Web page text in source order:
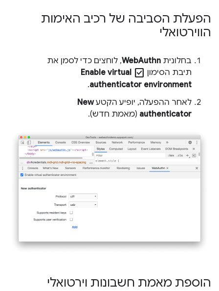
הפעלת הסביבה של רכיב האימות
הווירטואלי
בחלונית WebAuthn, לוחצים כדי לסמן את
תיבת הסימון check_box
Enable virtual
authenticator environment
.
לאחר ההפעלה, יופיע הקטעNew
authenticator (מאמת חדש).
הוספת מאמת חשבונות וירטואלי